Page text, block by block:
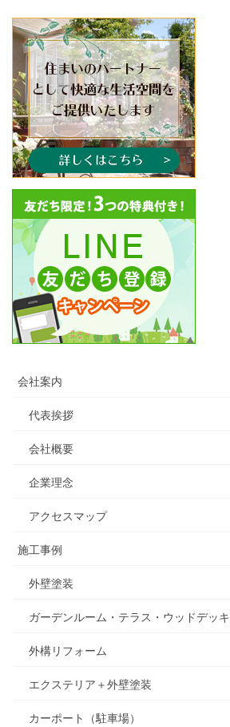
会社案内
代表挨拶
会社概要
企業理念
アクセスマップ
施工事例
外壁塗装
ガーデンルーム・テラス・ウッドデッキ
外構リフォーム
エクステリア＋外壁塗装
カーポート（駐車場）